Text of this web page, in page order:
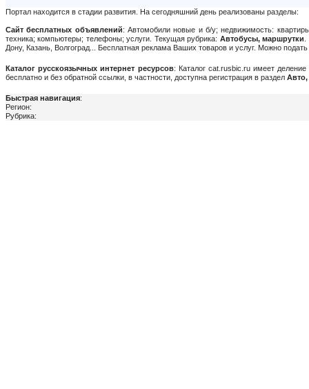
Портал находится в стадии развития. На сегодняшний день реализованы разделы:
Сайт бесплатных объявлений: Автомобили новые и б/у; недвижимость:
техника; компьютеры; телефоны; услуги. Текущая рубрика: Автобусы, маршрутки
Дону, Казань, Волгоград... Бесплатная реклама Ваших товаров и услуг. Можно
Каталог русскоязычных интернет ресурсов: Каталог cat.rusbic.ru имеет
бесплатно и без обратной ссылки, в частности, доступна регистрация в раздел
Быстрая навигация:
Регион:
Рубрика: